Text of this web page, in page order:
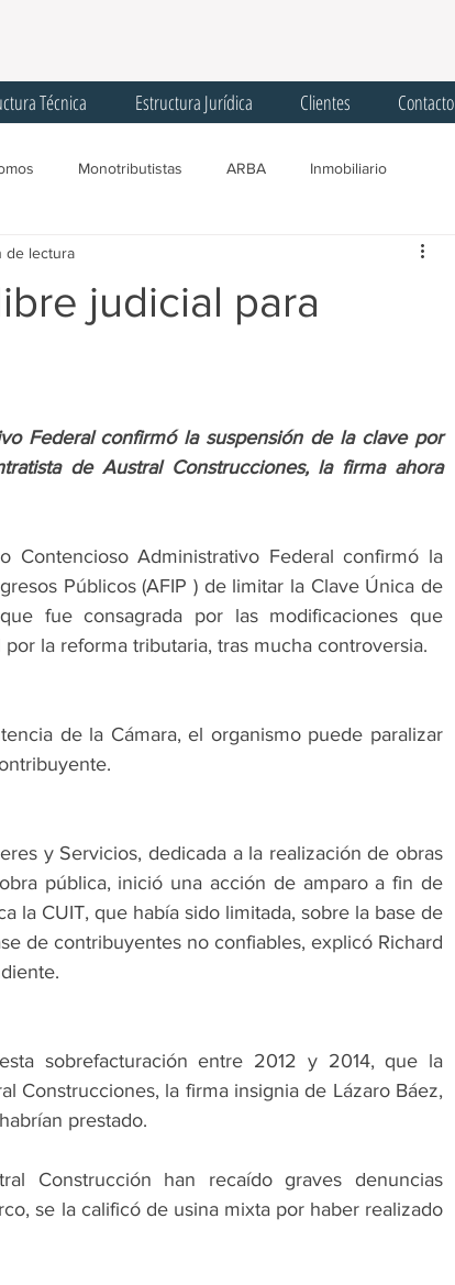
Técnica Estructura Jurídica Clientes Contacto
Monotributistas ARBA Inmobiliario
Licencias COVID-19
ATP Créditos IFE Fogar Fondep
judicial para
de lectura
Federal confirmó la suspensión de la clave por
de Austral Construcciones, la firma ahora
Contencioso Administrativo Federal confirmó la
Públicos (AFIP ) de limitar la Clave Única de
fue consagrada por las modificaciones que
la reforma tributaria, tras mucha controversia.
de la Cámara, el organismo puede paralizar
y Servicios, dedicada a la realización de obras
pública, inició una acción de amparo a fin de
la CUIT, que había sido limitada, sobre la base de
de contribuyentes no confiables, explicó Richard
sobrefacturación entre 2012 y 2014, que la
Construcciones, la firma insignia de Lázaro Báez,
prestado.
Construcción han recaído graves denuncias
se la calificó de usina mixta por haber realizado